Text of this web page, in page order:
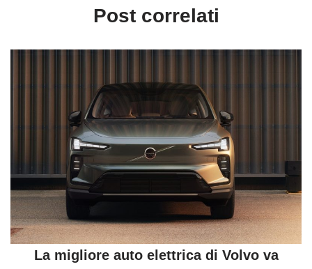
Post correlati
La migliore auto elettrica di Volvo va